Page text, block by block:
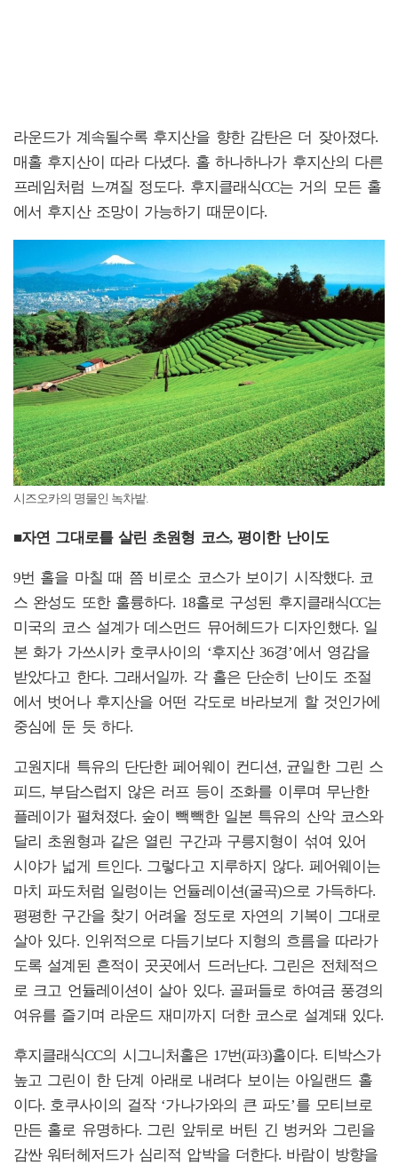
라운드가 계속될수록 후지산을 향한 감탄은 더 잦아졌다.
매홀 후지산이 따라 다녔다. 홀 하나하나가 후지산의 다른
프레임처럼 느껴질 정도다. 후지클래식CC는 거의 모든 홀
에서 후지산 조망이 가능하기 때문이다.
시즈오카의 명물인 녹차밭.
■자연 그대로를 살린 초원형 코스, 평이한 난이도
9번 홀을 마칠 때 쯤 비로소 코스가 보이기 시작했다. 코
스 완성도 또한 훌륭하다. 18홀로 구성된 후지클래식CC는
미국의 코스 설계가 데스먼드 뮤어헤드가 디자인했다. 일
본 화가 가쓰시카 호쿠사이의 ‘후지산 36경’에서 영감을
받았다고 한다. 그래서일까. 각 홀은 단순히 난이도 조절
에서 벗어나 후지산을 어떤 각도로 바라보게 할 것인가에
중심에 둔 듯 하다.
고원지대 특유의 단단한 페어웨이 컨디션, 균일한 그린 스
피드, 부담스럽지 않은 러프 등이 조화를 이루며 무난한
플레이가 펼쳐졌다. 숲이 빽빽한 일본 특유의 산악 코스와
달리 초원형과 같은 열린 구간과 구릉지형이 섞여 있어
시야가 넓게 트인다. 그렇다고 지루하지 않다. 페어웨이는
마치 파도처럼 일렁이는 언듈레이션(굴곡)으로 가득하다.
평평한 구간을 찾기 어려울 정도로 자연의 기복이 그대로
살아 있다. 인위적으로 다듬기보다 지형의 흐름을 따라가
도록 설계된 흔적이 곳곳에서 드러난다. 그린은 전체적으
로 크고 언듈레이션이 살아 있다. 골퍼들로 하여금 풍경의
여유를 즐기며 라운드 재미까지 더한 코스로 설계돼 있다.
후지클래식CC의 시그니처홀은 17번(파3)홀이다. 티박스가
높고 그린이 한 단계 아래로 내려다 보이는 아일랜드 홀
이다. 호쿠사이의 걸작 ‘가나가와의 큰 파도’를 모티브로
만든 홀로 유명하다. 그린 앞뒤로 버틴 긴 벙커와 그린을
감싼 워터헤저드가 심리적 압박을 더한다. 바람이 방향을